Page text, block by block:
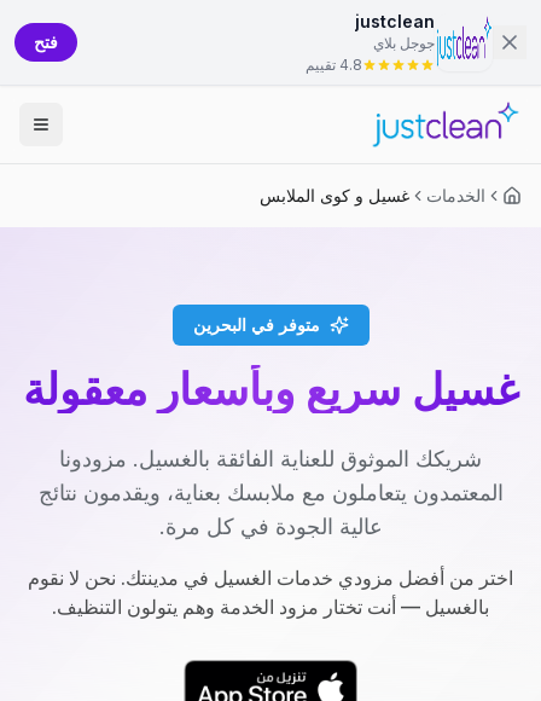
justclean
جوجل بلاي
4.8 تقييم
فتح
الخدمات غسيل و كوى الملابس
متوفر في البحرين
غسيل سريع وبأسعار معقولة
شريكك الموثوق للعناية الفائقة بالغسيل. مزودونا
المعتمدون يتعاملون مع ملابسك بعناية، ويقدمون نتائج
عالية الجودة في كل مرة.
اختر من أفضل مزودي خدمات الغسيل في مدينتك. نحن لا نقوم
بالغسيل — أنت تختار مزود الخدمة وهم يتولون التنظيف.